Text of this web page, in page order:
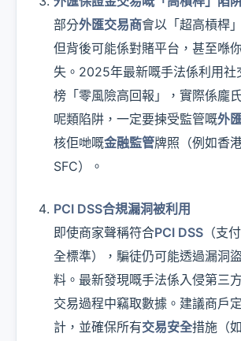
部分外匯交易商會以「超高槓桿
但背後可能係對賭平台，甚至喺
失。2025年最新嘅手法係利用社
榜「零風險高回報」，實際係龐
呢類陷阱，一定要揀受監管嘅外
核佢哋嘅金融監管牌照（例如香
SFC）。
PCI DSS合規漏洞被利用
即使商家聲稱符合PCI DSS （支
全標準），騙徒仍可能透過漏洞
料。最新發現嘅手法係入侵第三
交易過程中竊取數據。建議商戶
計，並確保所有交易安全措施（如